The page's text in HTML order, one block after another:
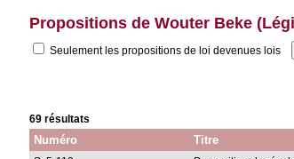
Propositions de Wouter Beke
Seulement les propositions de loi devenues lois
69 résultats
Numéro Titre